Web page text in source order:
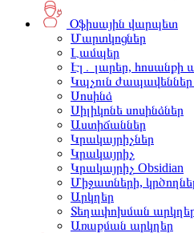
Օֆիսային վարպետ
Մարտկոցներ
Լամպեր
Էլ․ լարեր, հոսանքի
Կպչուն ժապավեններ
Սոսինձ
Սիլիկոնե սոսինձներ
Աստիճաններ
Կրակայրիչներ
Կրակայրիչ
Կրակայրիչ Obsidian
Միջատների,
Արկղեր
Տեղափոխման
Առաքման արկղեր